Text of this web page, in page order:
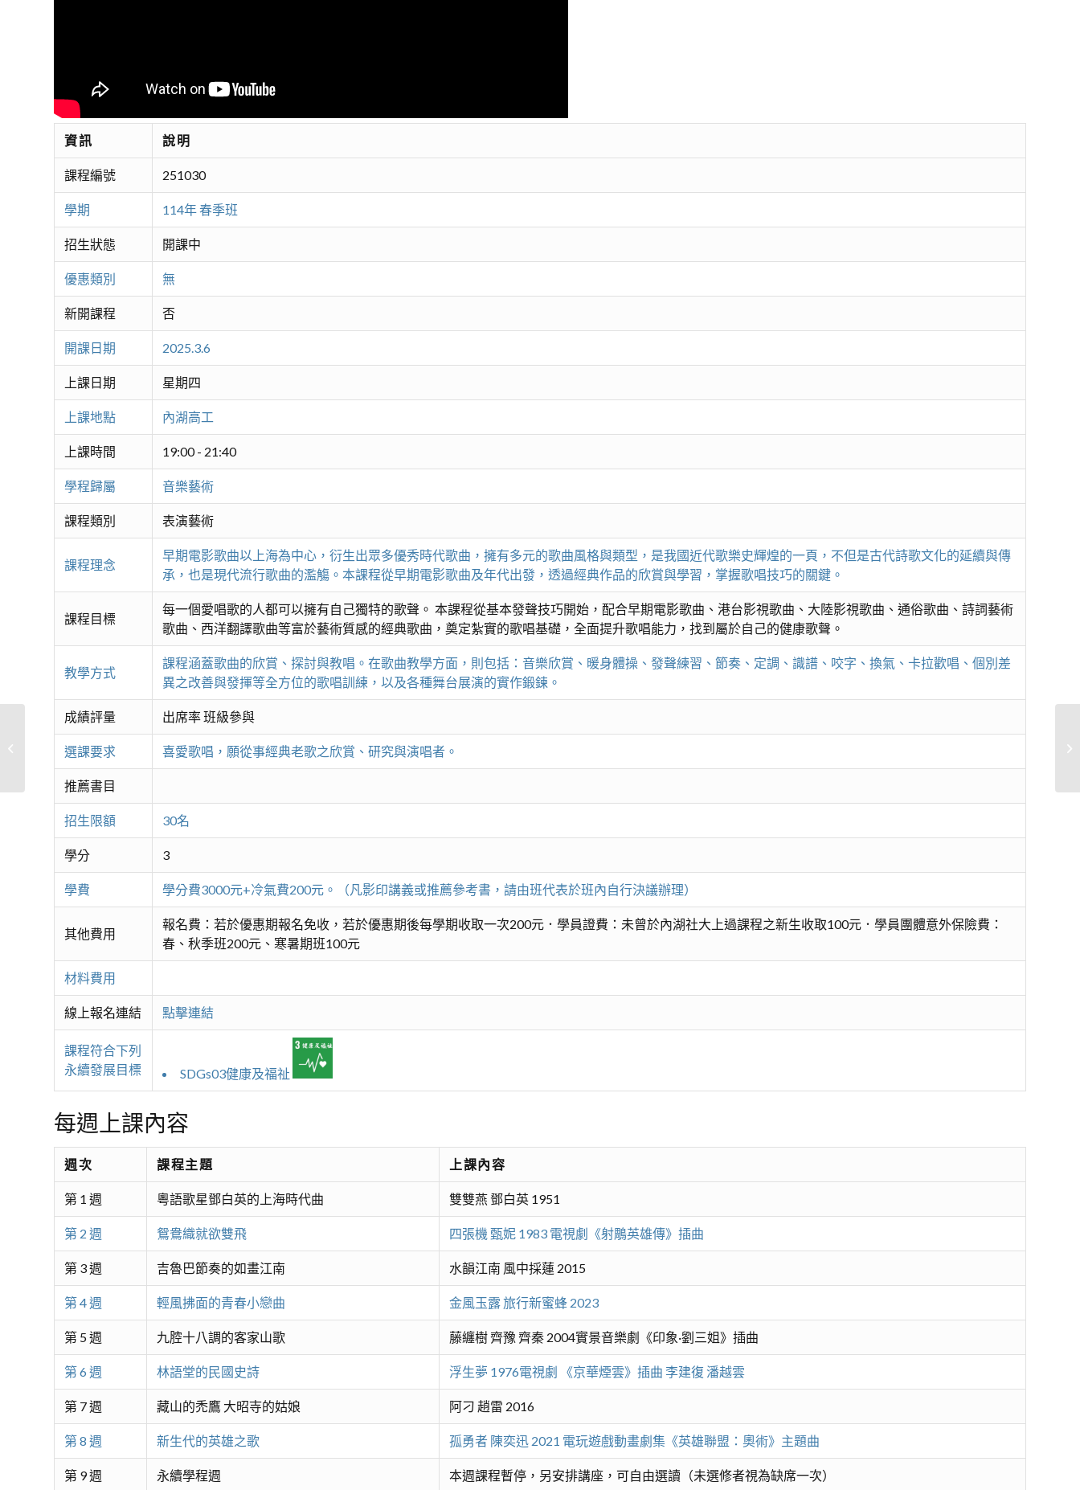
資訊 說明
課程編號 251030
學期 114年 春季班
招生狀態 開課中
優惠類別 無
新開課程 否
開課日期 2025.3.6
上課日期 星期四
上課地點 內湖高工
上課時間 19:00 - 21:40
學程歸屬 音樂藝術
課程類別 表演藝術
課程理念
早期電影歌曲以上海為中心，衍生出眾多優秀時代歌曲，擁有多元的歌曲風格與類型，是我國近代歌樂史輝煌的一頁，不但是古代詩歌文化的延續與傳
承，也是現代流行歌曲的濫觴。本課程從早期電影歌曲及年代出發，透過經典作品的欣賞與學習，掌握歌唱技巧的關鍵。
課程目標
每一個愛唱歌的人都可以擁有自己獨特的歌聲。 本課程從基本發聲技巧開始，配合早期電影歌曲、港台影視歌曲、大陸影視歌曲、通俗歌曲、詩詞藝術
歌曲、西洋翻譯歌曲等富於藝術質感的經典歌曲，奠定紮實的歌唱基礎，全面提升歌唱能力，找到屬於自己的健康歌聲。
教學方式
課程涵蓋歌曲的欣賞、探討與教唱。在歌曲教學方面，則包括：音樂欣賞、暖身體操、發聲練習、節奏、定調、識譜、咬字、換氣、卡拉歡唱、個別差
異之改善與發揮等全方位的歌唱訓練，以及各種舞台展演的實作鍛鍊。
成績評量 出席率 班級參與
選課要求 喜愛歌唱，願從事經典老歌之欣賞、研究與演唱者。
推薦書目
招生限額 30名
學分 3
學費 學分費3000元+冷氣費200元。（凡影印講義或推薦參考書，請由班代表於班內自行決議辦理）
其他費用
報名費：若於優惠期報名免收，若於優惠期後每學期收取一次200元．學員證費：未曾於內湖社大上過課程之新生收取100元．學員團體意外保險費：
春、秋季班200元、寒暑期班100元
材料費用
線上報名連結 點擊連結
課程符合下列
永續發展目標
SDGs03健康及福祉
每週上課內容
週次 課程主題 上課內容
第 1 週 粵語歌星鄧白英的上海時代曲 雙雙燕 鄧白英 1951
第 2 週 鴛鴦織就欲雙飛 四張機 甄妮 1983 電視劇《射鵰英雄傳》插曲
第 3 週 吉魯巴節奏的如畫江南 水韻江南 風中採蓮 2015
第 4 週 輕風拂面的青春小戀曲 金風玉露 旅行新蜜蜂 2023
第 5 週 九腔十八調的客家山歌 藤纏樹 齊豫 齊秦 2004實景音樂劇《印象·劉三姐》插曲
第 6 週 林語堂的民國史詩 浮生夢 1976電視劇 《京華煙雲》插曲 李建復 潘越雲
第 7 週 藏山的禿鷹 大昭寺的姑娘 阿刁 趙雷 2016
第 8 週 新生代的英雄之歌 孤勇者 陳奕迅 2021 電玩遊戲動畫劇集《英雄聯盟：奧術》主題曲
第 9 週 永續學程週 本週課程暫停，另安排講座，可自由選讀（未選修者視為缺席一次）
美聲歌手